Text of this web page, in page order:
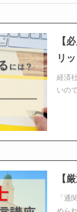
【
リ
経済
いの
【
「通